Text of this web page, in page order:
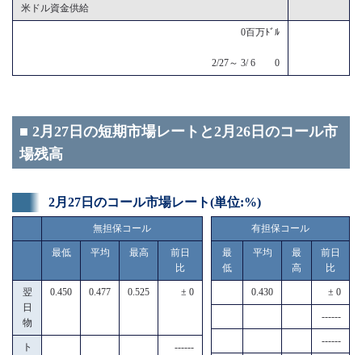
米ドル資金供給
0百万ﾄﾞﾙ
2/27～ 3/ 6 0
■ 2月27日の短期市場レートと2月26日のコール市
場残高
2月27日のコール市場レート(単位:%)
無担保コール
最低 平均 最高
前日
比
翌
日
物
0.450 0.477 0.525 ± 0
ト
------
有担保コール
最
低
平均
最
高
前日
比
0.430 ± 0
------
------